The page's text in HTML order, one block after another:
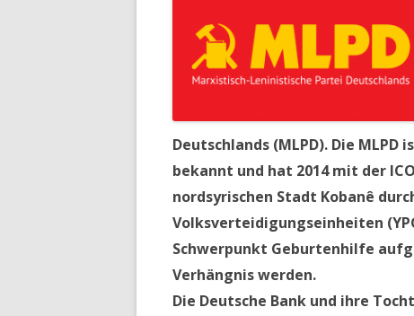
Deutschlands (MLPD). Die
bekannt und hat 2014 mit der
nordsyrischen Stadt Kobanê
Volksverteidigungseinheiten
Schwerpunkt Geburtenhilfe
Verhängnis werden.
Die Deutsche Bank und ihre